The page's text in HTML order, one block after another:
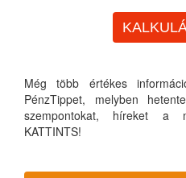
Még több értékes
PénzTippet, melyben
szempontokat, híreket a
KATTINTS!